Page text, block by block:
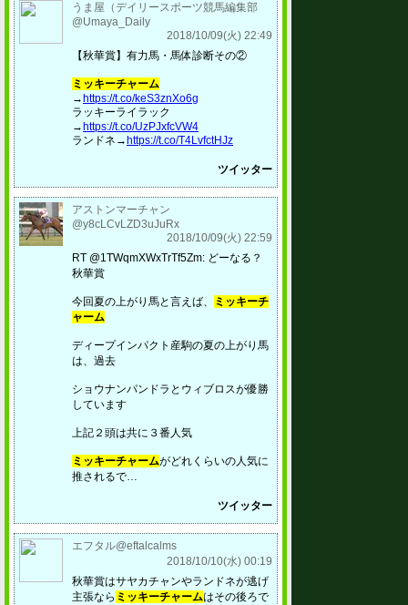
うま屋（デイリースポーツ競馬編集部
@Umaya_Daily
2018/10/09(火) 22:49
【秋華賞】有力馬・馬体診断その②
ミッキーチャーム
→ https://t.co/keS3znXo6g
ラッキーライラック
→ https://t.co/UzPJxfcVW4
ランドネ→ https://t.co/T4LvfctHJz
ツイッター
アストンマーチャン
@y8cLCvLZD3uJuRx
2018/10/09(火) 22:59
RT @1TWqmXWxTrTf5Zm: どーなる？
秋華賞
今回夏の上がり馬と言えば、
ミッキーチ
ャーム
ディープインパクト産駒の夏の上がり馬
は、過去
ショウナンパンドラとウィブロスが優勝
しています
上記２頭は共に３番人気
ミッキーチャームがどれくらいの人気に
推されるで…
ツイッター
エフタル@eftalcalms
2018/10/10(水) 00:19
秋華賞はサヤカチャンやランドネが逃げ
主張なら ミッキーチャームはその後ろで